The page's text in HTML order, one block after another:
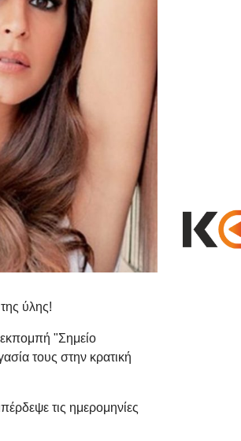
ύλης!
"Σημείο
τους στην κρατική
τις ημερομηνίες